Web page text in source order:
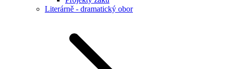
Literárně - dramatický obor